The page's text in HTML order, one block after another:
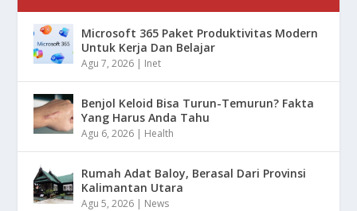
Microsoft 365 Paket Produktivitas Modern
Untuk Kerja Dan Belajar
Agu 7, 2026 | Inet
Benjol Keloid Bisa Turun-Temurun? Fakta
Yang Harus Anda Tahu
Agu 6, 2026 | Health
Rumah Adat Baloy, Berasal Dari Provinsi
Kalimantan Utara
Agu 5, 2026 | News